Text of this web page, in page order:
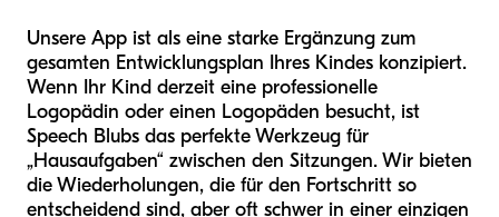
Unsere App ist als eine starke Ergänzung zum
gesamten Entwicklungsplan Ihres Kindes konzipiert.
Wenn Ihr Kind derzeit eine professionelle
Logopädin oder einen Logopäden besucht, ist
Speech Blubs das perfekte Werkzeug für
„Hausaufgaben“ zwischen den Sitzungen. Wir bieten
die Wiederholungen, die für den Fortschritt so
entscheidend sind, aber oft schwer in einer einzigen